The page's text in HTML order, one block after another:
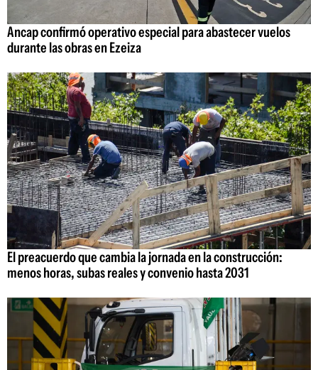
Ancap confirmó operativo especial para abastecer vuelos
durante las obras en Ezeiza
El preacuerdo que cambia la jornada en la construcción:
menos horas, subas reales y convenio hasta 2031